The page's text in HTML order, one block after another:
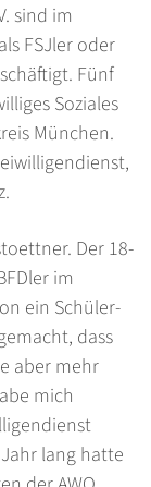
sind im
FSJler oder
Fünf
Soziales
München.
Der 18-
im
ein Schüler-
dass
aber mehr
mich
lang hatte